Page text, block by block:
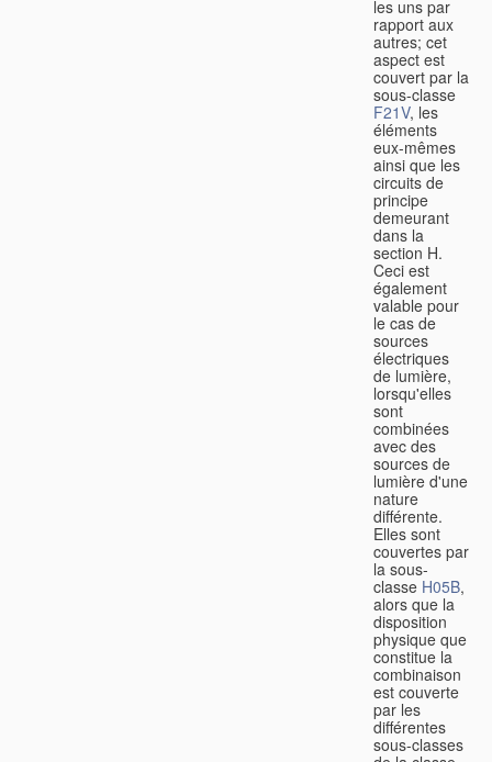
les uns par
rapport aux
autres; cet
aspect est
couvert par la
sous-classe
F21V, les
éléments
eux-mêmes
ainsi que les
circuits de
principe
demeurant
dans la
section H.
Ceci est
également
valable pour
le cas de
sources
électriques
de lumière,
lorsqu'elles
sont
combinées
avec des
sources de
lumière d'une
nature
différente.
Elles sont
couvertes par
la sous-
classe H05B,
alors que la
disposition
physique que
constitue la
combinaison
est couverte
par les
différentes
sous-classes